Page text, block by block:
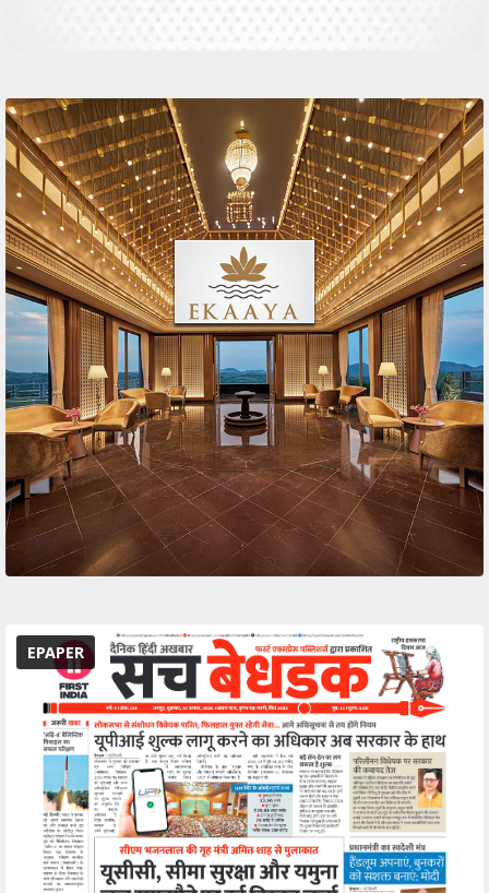
EPAPER